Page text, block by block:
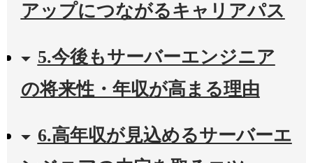
アップにつながるキャリアパス
5.今後もサーバーエンジニア
の将来性・年収が高まる理由
6.高年収が見込めるサーバーエ